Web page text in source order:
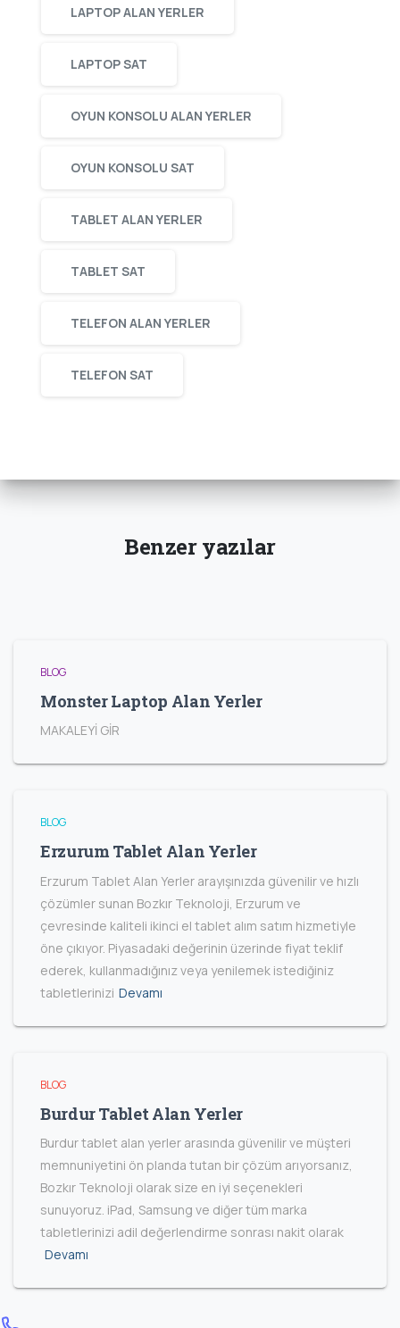
LAPTOP ALAN YERLER
LAPTOP SAT
OYUN KONSOLU ALAN YERLER
OYUN KONSOLU SAT
TABLET ALAN YERLER
TABLET SAT
TELEFON ALAN YERLER
TELEFON SAT
Benzer yazılar
BLOG
Monster Laptop Alan Yerler
MAKALEYİ GİR
BLOG
Erzurum Tablet Alan Yerler
Erzurum Tablet Alan Yerler arayışınızda güvenilir ve hızlı
çözümler sunan Bozkır Teknoloji, Erzurum ve
çevresinde kaliteli ikinci el tablet alım satım hizmetiyle
öne çıkıyor. Piyasadaki değerinin üzerinde fiyat teklif
ederek, kullanmadığınız veya yenilemek istediğiniz
tabletlerinizi Devamı
BLOG
Burdur Tablet Alan Yerler
Burdur tablet alan yerler arasında güvenilir ve müşteri
memnuniyetini ön planda tutan bir çözüm arıyorsanız,
Bozkır Teknoloji olarak size en iyi seçenekleri
sunuyoruz. iPad, Samsung ve diğer tüm marka
tabletlerinizi adil değerlendirme sonrası nakit olarak
Devamı